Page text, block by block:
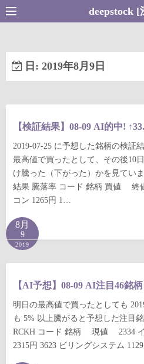
コ
ン
ン
へ
deepstock [
日: 2019年8月9日
【検証結果】08-09 AI的中!
2019-07-25 に予想した銘柄の検証
最高値で買ったとして、その後10
け騰った（下がった）かを見てい
結果 騰落率 コード 銘柄 買値 終
コン 1265円 1…
8月
9
2019
【AI予想】08-09 AI注目46銘柄
明日の最高値で買ったとしても
も 5% 以上騰がると予想した注目
RCKH コード 銘柄 現値 2334 イ
2315円 3623 ビリングシステム